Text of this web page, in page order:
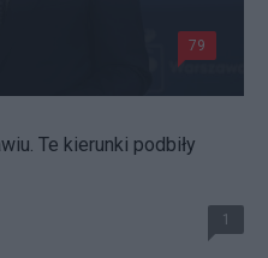
79
Te kierunki podbiły
1